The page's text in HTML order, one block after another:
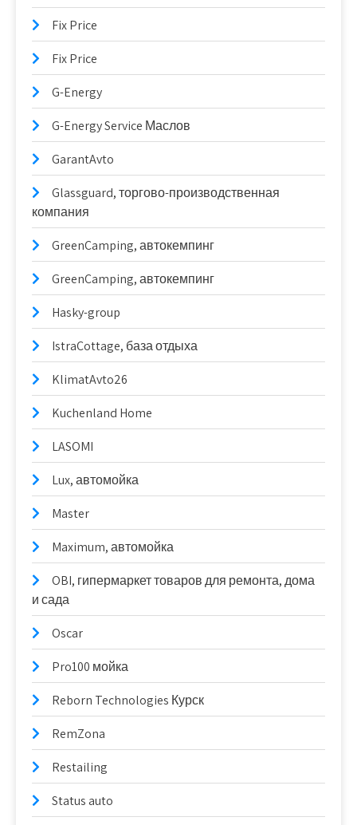
Fix Price
Fix Price
G-Energy
G-Energy Service Маслов
GarantAvto
Glassguard, торгово-производственная
компания
GreenCamping, автокемпинг
GreenCamping, автокемпинг
Hasky-group
IstraCottage, база отдыха
KlimatAvto26
Kuchenland Home
LASOMI
Lux, автомойка
Master
Maximum, автомойка
OBI, гипермаркет товаров для ремонта, дома
и сада
Oscar
Pro100 мойка
Reborn Technologies Курск
RemZona
Restailing
Status auto